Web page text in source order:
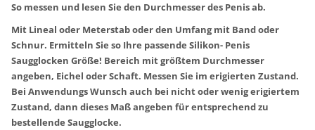
So messen und lesen Sie den Durchmesser des Penis ab.
Mit Lineal oder Meterstab oder den Umfang mit Band oder
Schnur. Ermitteln Sie so Ihre passende Silikon- Penis
Saugglocken Größe! Bereich mit größtem Durchmesser
angeben, Eichel oder Schaft. Messen Sie im erigierten Zustand.
Bei Anwendungs Wunsch auch bei nicht oder wenig erigiertem
Zustand, dann dieses Maß angeben für entsprechend zu
bestellende Saugglocke.